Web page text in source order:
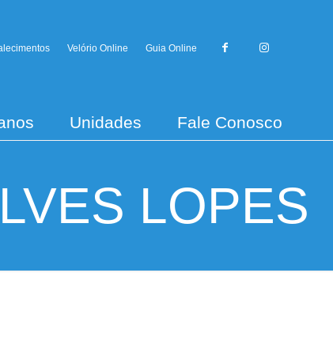
Velório Online Guia Online
Unidades Fale Conosco
LOPES